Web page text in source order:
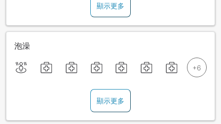
顯示更多
泡澡
顯示更多